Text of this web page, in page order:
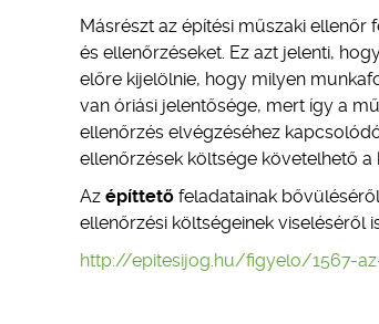
Másrészt az építési műszaki
és ellenőrzéseket. Ez azt jelenti,
előre kijelölnie, hogy milyen
van óriási jelentősége, mert így a
ellenőrzés elvégzéséhez
ellenőrzések költsége követelhető a
Az építtető feladatainak
ellenőrzési költségeinek viseléséről
http://epitesijog.hu/figyelo/1567-